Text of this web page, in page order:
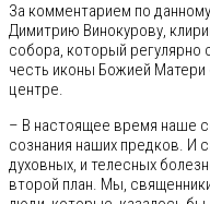
За комментарием по
Димитрию Винокурову,
собора, который
честь иконы Божией Матери
центре.
– В настоящее время наше
сознания наших предков. И
духовных, и телесных
второй план. Мы,